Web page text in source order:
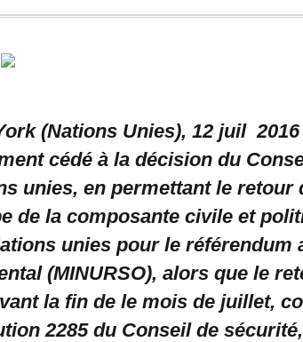
(Nations Unies), 12 juil
cédé à la décision du
unies, en permettant le retour
de la composante civile et
unies pour le référendum
(MINURSO), alors que le
la fin de le mois de juillet,
2285 du Conseil de